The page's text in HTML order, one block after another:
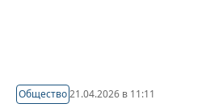
Общество21.04.2026 в 11:11